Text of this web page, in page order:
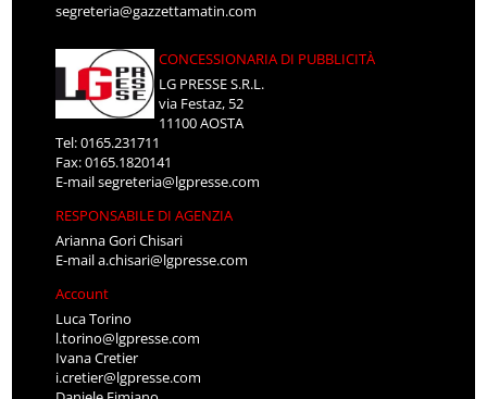
segreteria@gazzettamatin.com
CONCESSIONARIA DI PUBBLICITÀ
LG PRESSE S.R.L.
via Festaz, 52
11100 AOSTA
Tel: 0165.231711
Fax: 0165.1820141
E-mailsegreteria@lgpresse.com
RESPONSABILE DI AGENZIA
Arianna Gori Chisari
E-maila.chisari@lgpresse.com
Account
Luca Torino
l.torino@lgpresse.com
Ivana Cretier
i.cretier@lgpresse.com